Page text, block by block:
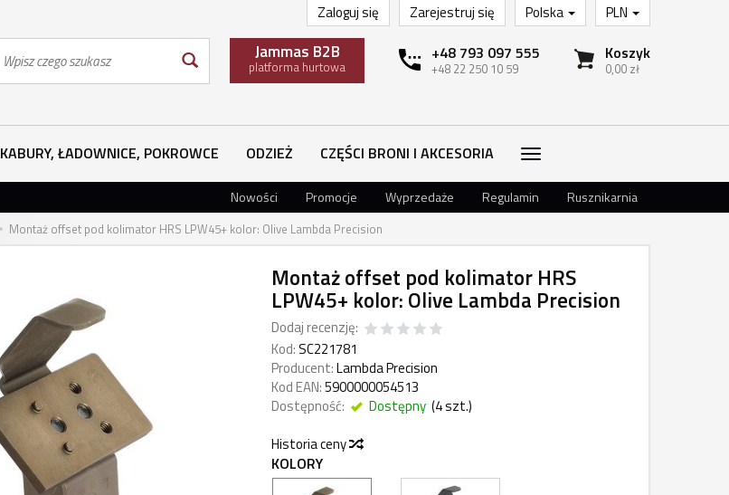
PLN
Polska
Zarejestruj się
Zaloguj się
Koszyk
0,00 zł
+48 793 097 555
+48 22 250 10 59
Jammas B2B
platforma hurtowa
KABURY, ŁADOWNICE, POKROWCE ODZIEŻ CZĘŚCI BRONI I AKCESORIA
Nowości Promocje Wyprzedaże Regulamin Rusznikarnia
Montaż offset pod kolimator HRS LPW45+ kolor: Olive Lambda Precision
Montaż offset pod kolimator HRS
LPW45+ kolor: Olive Lambda Precision
Dodaj recenzję:
Kod:SC221781
Producent:Lambda Precision
Kod EAN:5900000054513
Dostępność:
Dostępny (4szt.)
Historia ceny
KOLORY